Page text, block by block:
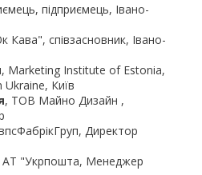
підприємець, Івано-
Кава", співзасновник, Івано-
, Marketing Institute of Estonia,
Київ
, ТОВ Майно Дизайн ,
Директор
АТ "Укрпошта, Менеджер